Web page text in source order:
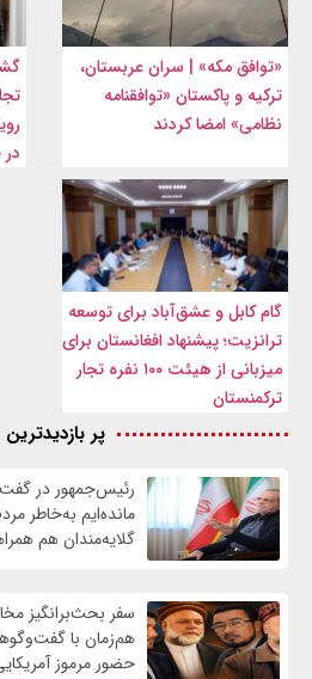
«توافق مکه» | سران عربستان،
ترکیه و پاکستان «توافقنامه
نظامی» امضا کردند
گام کابل و عشق‌آباد برای توسعه
ترانزیت؛ پیشنهاد افغانستان برای
میزبانی از هیئت ۱۰۰ نفره تجار
ترکمنستان
پر
رئیس‌جمهور در
مانده‌ایم به‌خاطر
گلایه‌مندان هم
سفر بحث‌برانگیز
هم‌زمان با
حضور مرموز